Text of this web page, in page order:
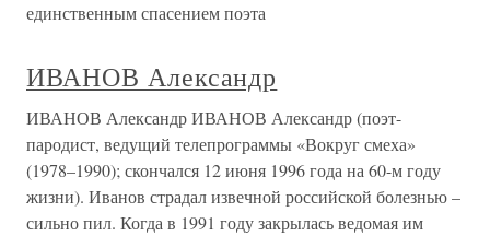
единственным спасением поэта
ИВАНОВ Александр
ИВАНОВ Александр ИВАНОВ Александр (поэт-
пародист, ведущий телепрограммы «Вокруг смеха»
(1978–1990); скончался 12 июня 1996 года на 60-м году
жизни). Иванов страдал извечной российской болезнью –
сильно пил. Когда в 1991 году закрылась ведомая им